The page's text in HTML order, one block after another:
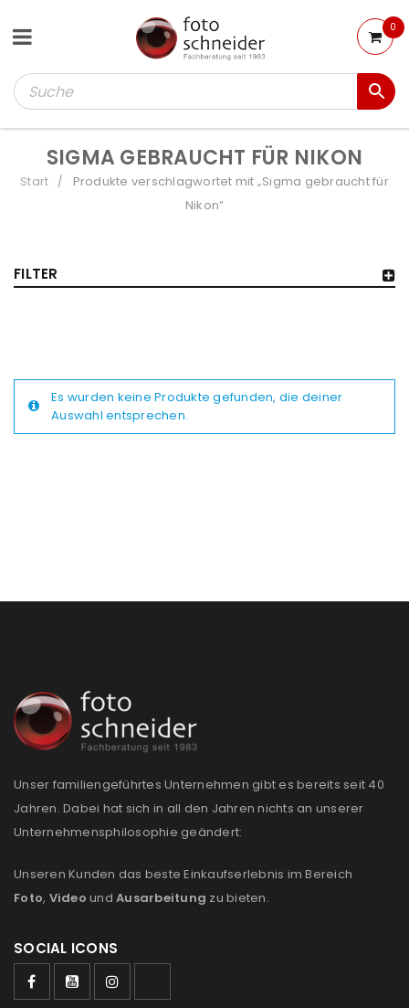
0
SIGMA GEBRAUCHT FÜR NIKON
Start /
Produkte verschlagwortet mit „Sigma gebraucht für
Nikon“
FILTER
Es wurden keine Produkte gefunden, die deiner
Auswahl entsprechen.
Unser familiengeführtes Unternehmen gibt es bereits seit 40
Jahren. Dabei hat sich in all den Jahren nichts an unserer
Unternehmensphilosophie geändert:
Unseren Kunden das beste Einkaufserlebnis im Bereich
Foto, Video und Ausarbeitung zu bieten.
SOCIAL ICONS